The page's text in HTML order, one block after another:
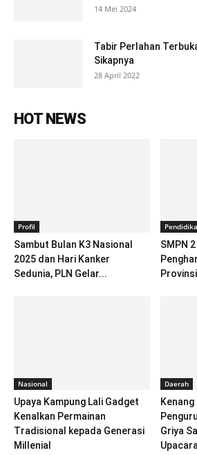
14 Mei 2024
Tabir Perlahan
Sikapnya
28 April 2022
HOT NEWS
Profil
Sambut Bulan K3 Nasional
2025 dan Hari Kanker
Sedunia, PLN Gelar...
SMPN
Nasional
Upaya Kampung Lali Gadget
Kenalkan Permainan
Tradisional kepada Generasi
Millenial
Daerah
Griya